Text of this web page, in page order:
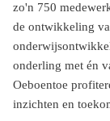
zo'n 750
de ontwikkeling
onderling met én
Oeboentoe
inzichten en